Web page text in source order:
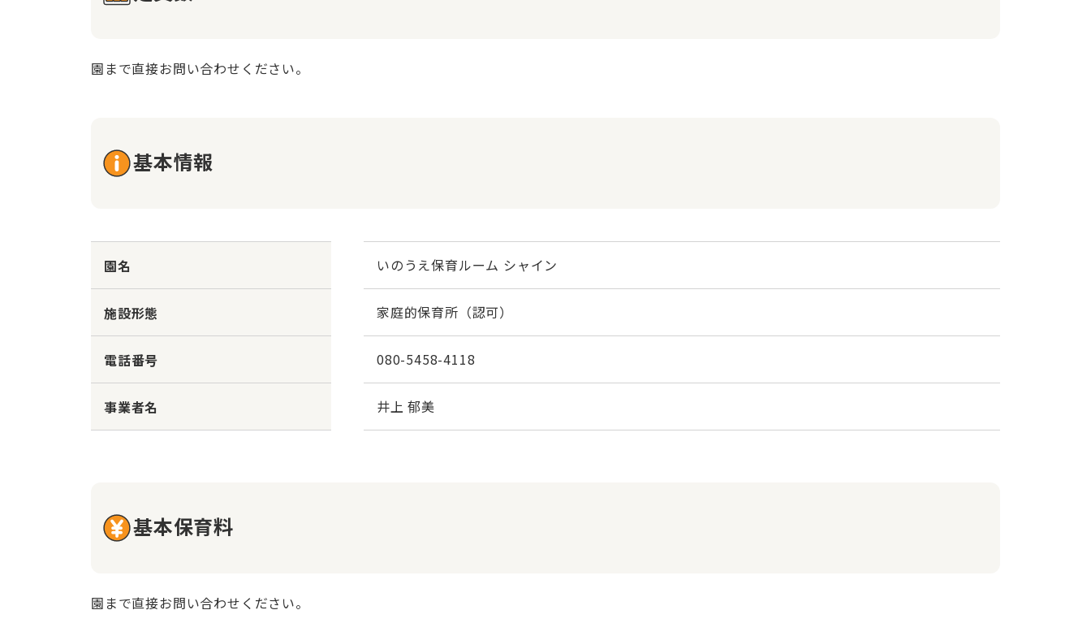
園まで直接お問い合わせください。
基本情報
園名 いのうえ保育ルーム シャイン
施設形態 家庭的保育所（認可）
電話番号 080-5458-4118
事業者名 井上 郁美
基本保育料
園まで直接お問い合わせください。